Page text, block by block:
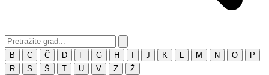
B C Č D F G H J K M N O
P
R
S Š T U V Z Ž